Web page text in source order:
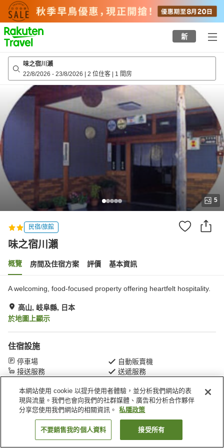
to
top
page
新
味之宿川瀨
22/8/2026 - 23/8/2026 | 2 位住客 | 1 間房
5
民宿/旅館
味之宿川瀨
概覽 房間及住宿方案 評價 基本資訊
A welcoming, food-focused property offering heartfelt hospitality.
高山, 岐阜縣, 日本
於地圖上顯示
住宿設施
停車場
自動販賣機
接送服務
送遞服務
主頁 日本 岐阜縣 高山 味之宿川瀨
找客房
本網站使用 cookie 以提升使用者體驗，並分析我們網站的表
現與流量。我們也會向我們的社群媒體、廣告和分析合作夥伴
分享您使用我們網站的相關資訊。
私隱政策
不要銷售我的個人資料 接受所有